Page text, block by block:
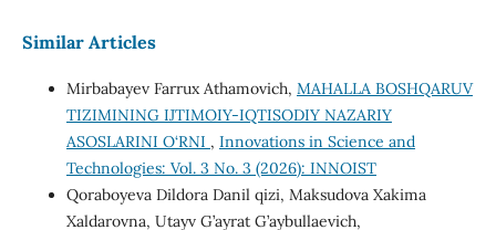
Similar Articles
Mirbabayev Farrux Athamovich, MAHALLA BOSHQARUV
TIZIMINING IJTIMOIY-IQTISODIY NAZARIY
ASOSLARINI O‘RNI , Innovations in Science and
Technologies: Vol. 3 No. 3 (2026): INNOIST
Qoraboyeva Dildora Danil qizi, Maksudova Xakima
Xaldarovna, Utayv G’ayrat G’aybullaevich,